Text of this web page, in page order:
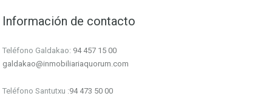
Información de contacto
Teléfono Galdakao: 94 457 15 00
galdakao@inmobiliariaquorum.com
Teléfono Santutxu :94 473 50 00